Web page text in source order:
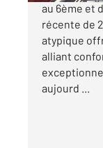
au 6ème et
récente de
atypique
alliant
aujourd ...